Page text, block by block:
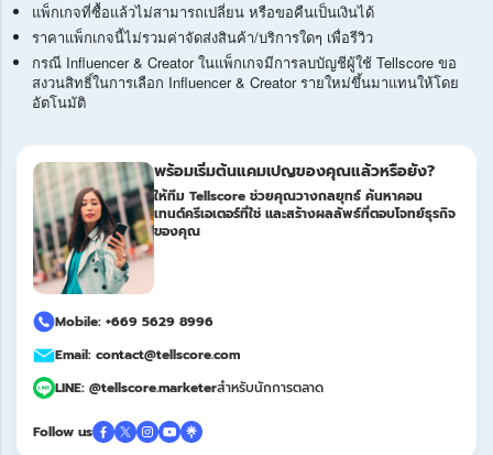
แพ็กเกจที่ซื้อแล้วไม่สามารถเปลี่ยน หรือขอคืนเป็นเงินได้
ราคาแพ็กเกจนี้ไม่รวมค่าจัดส่งสินค้า/บริการใดๆ เพื่อรีวิว
กรณี Influencer & Creator ในแพ็กเกจมีการลบบัญชีผู้ใช้ Tellscore ขอ
สงวนสิทธิ์ในการเลือก Influencer & Creator รายใหม่ขึ้นมาแทนให้โดย
อัตโนมัติ
พร้อมเริ่มต้นแคมเปญของคุณแล้วหรือยัง?
ให้ทีม Tellscore ช่วยคุณวางกลยุทธ์ ค้นหาคอน
เทนต์ครีเอเตอร์ที่ใช่ และสร้างผลลัพธ์ที่ตอบโจทย์ธุรกิจ
ของคุณ
Mobile: +669 5629 8996
Email: contact@tellscore.com
LINE: @tellscore.marketerสำหรับนักการตลาด
Follow us